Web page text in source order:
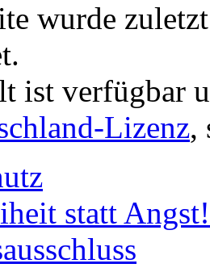
wurde
ist verfügbar
Lizenz,
statt Angst!